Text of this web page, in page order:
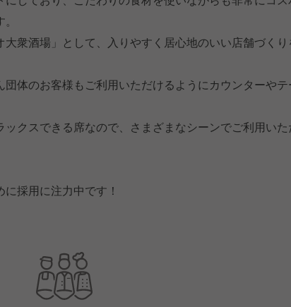
衆酒場」として、入りやすく居心地のいい店舗づくり
体のお客様もご利用いただけるようにカウンターやテ
クスできる席なので、さまざまなシーンでご利用いた
採用に注力中です！